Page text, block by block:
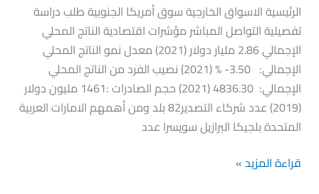
الرئيسية الاسواق الخارجية سوق أمريكا الجنوبية طلب دراسة
تفصيلية التواصل المباشر مؤشرات اقتصادية الناتج المحلي
الإجمالي 2.86 مليار دولار (2021) معدل نمو الناتج المحلي
الإجمالي: 3.50- % (2021) نصيب الفرد من الناتج المحلي
الإجمالي: 4836.30 (2021) حجم الصادرات :1461 مليون دولار
(2019) عدد شركاء التصدير82 بلد ومن أهمهم الامارات العربية
المتحدة بلجيكا البرازيل سويسرا عدد
قراءة المزيد »